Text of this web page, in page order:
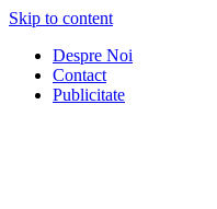
Skip to content
Despre Noi
Contact
Publicitate